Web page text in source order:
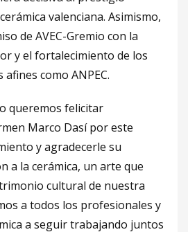
valenciana. Asimismo,
de AVEC-Gremio con la
y el fortalecimiento de los
como ANPEC.
queremos felicitar
Marco Dasí por este
y agradecerle su
a la cerámica, un arte que
cultural de nuestra
a todos los profesionales y
a seguir trabajando juntos